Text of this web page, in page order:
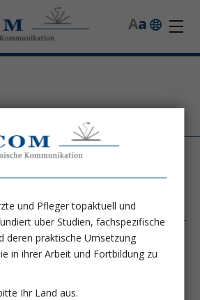
a
A
Hamburg,
Artikeln:
im Israelitischen
und Pfleger topaktuell und
über Studien, fachspezifische
deren praktische Umsetzung
in ihrer Arbeit und Fortbildung zu
Ihr Land aus.